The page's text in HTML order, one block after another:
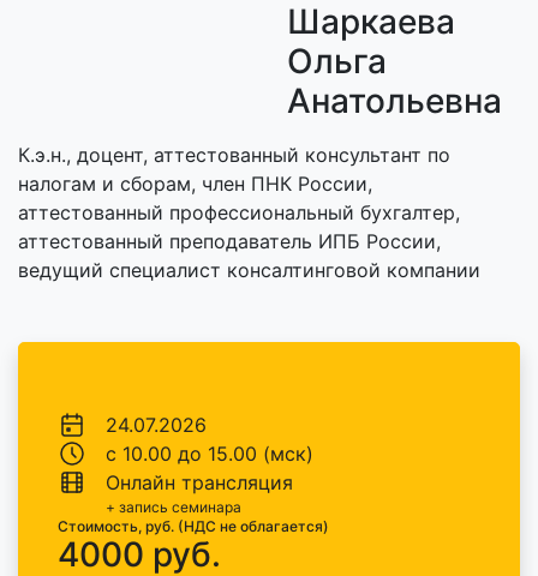
Шаркаева
Ольга
Анатольевна
К.э.н., доцент, аттестованный консультант по
налогам и сборам, член ПНК России,
аттестованный профессиональный бухгалтер,
аттестованный преподаватель ИПБ России,
ведущий специалист консалтинговой компании
24.07.2026
с 10.00 до 15.00 (мск)
Онлайн трансляция
+ запись семинара
Стоимость, руб. (НДС не облагается)
4000 руб.